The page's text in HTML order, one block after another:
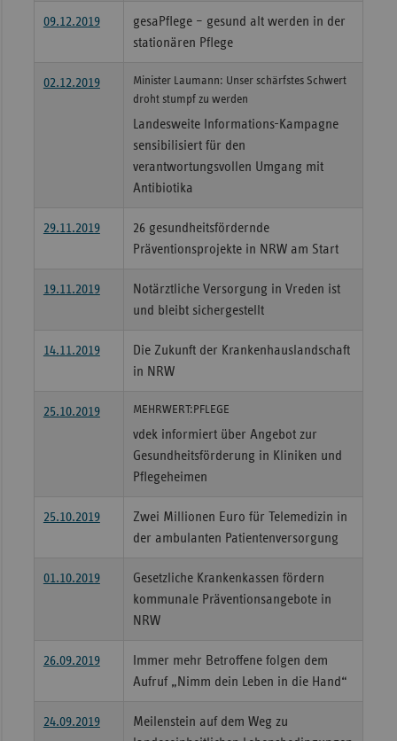
09.12.2019
gesaPflege – gesund alt werden in der
stationären Pflege
02.12.2019
Minister Laumann: Unser schärfstes Schwert
droht stumpf zu werden
Landesweite Informations-Kampagne
sensibilisiert für den
verantwortungsvollen Umgang mit
Antibiotika
29.11.2019
26 gesundheitsfördernde
Präventionsprojekte in NRW am Start
19.11.2019
Notärztliche Versorgung in Vreden ist
und bleibt sichergestellt
14.11.2019
Die Zukunft der Krankenhauslandschaft
in NRW
25.10.2019 MEHRWERT:PFLEGE
vdek informiert über Angebot zur
Gesundheitsförderung in Kliniken und
Pflegeheimen
25.10.2019
Zwei Millionen Euro für Telemedizin in
der ambulanten Patientenversorgung
01.10.2019
Gesetzliche Krankenkassen fördern
kommunale Präventionsangebote in
NRW
26.09.2019
Immer mehr Betroffene folgen dem
Aufruf „Nimm dein Leben in die Hand“
24.09.2019
Meilenstein auf dem Weg zu